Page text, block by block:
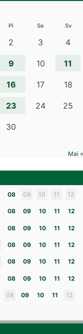
Pi Se Sv
2 3 4
9 10 11
16 17 18
23 24 25
30
Mai »
08 09 10 11 12
08 09 10 11 12
08 09 10 11 12
08 09 10 11 12
08 09 10 11 12
08 09 10 11 12
08 09 10 11 12